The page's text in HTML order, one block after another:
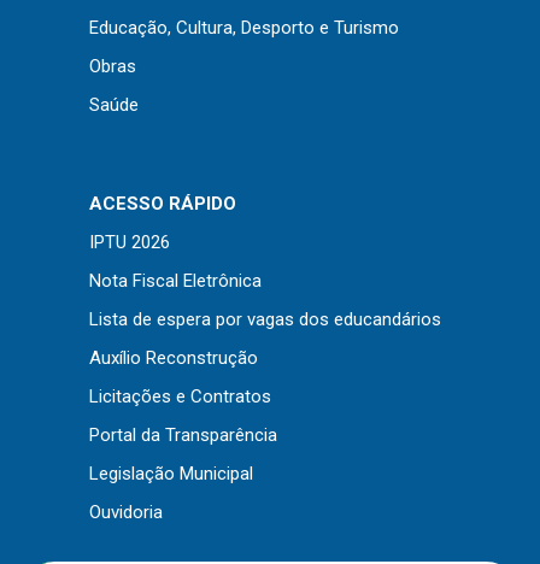
Outros
Downloads
Educação, Cultura, Desporto e Turismo
Obras
Saúde
ACESSO RÁPIDO
IPTU 2026
Nota Fiscal Eletrônica
Lista de espera por vagas dos educandários
Auxílio Reconstrução
Licitações e Contratos
Portal da Transparência
Legislação Municipal
Ouvidoria